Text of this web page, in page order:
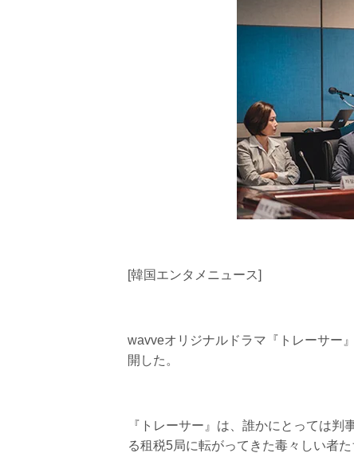
[韓国エンタメニュース]
wavveオリジナルドラマ『トレーサー
開した。
『トレーサー』は、誰かにとっては判
る租税5局に転がってきた毒々しい者